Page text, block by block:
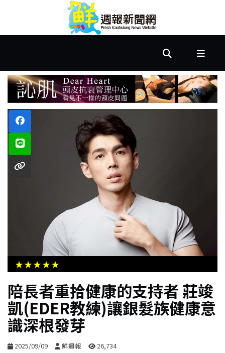
首
市
政
文
教
樂
合
影
音
★★★★★
陪長者重拾健康的支持者 莊竣
凱(EDER教練)讓銀髮族健康意
識深根發芽
2025/09/09 鮮週報 26,734